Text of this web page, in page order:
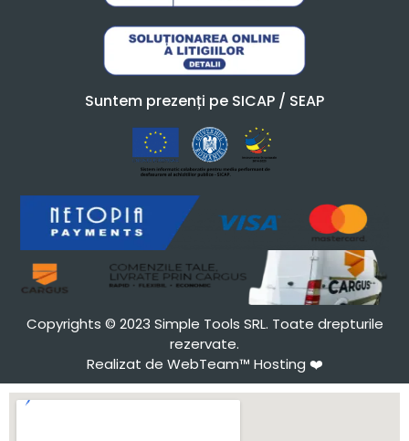
Suntem prezenți pe SICAP / SEAP
Copyrights © 2023 Simple Tools SRL. Toate drepturile
rezervate.
Realizat de WebTeam™ Hosting ❤️